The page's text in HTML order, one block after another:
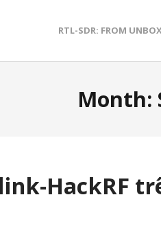
RTL-SDR: FROM
Month:
HackRF